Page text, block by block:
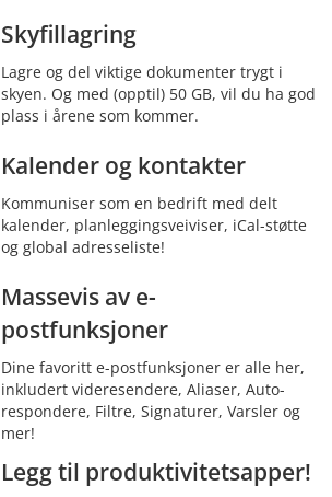
Skyfillagring
Lagre og del viktige dokumenter trygt i
skyen. Og med (opptil) 50 GB, vil du ha god
plass i årene som kommer.
Kalender og kontakter
Kommuniser som en bedrift med delt
kalender, planleggingsveiviser, iCal-støtte
og global adresseliste!
Massevis av e-
postfunksjoner
Dine favoritt e-postfunksjoner er alle her,
inkludert videresendere, Aliaser, Auto-
respondere, Filtre, Signaturer, Varsler og
mer!
Legg til produktivitetsapper!